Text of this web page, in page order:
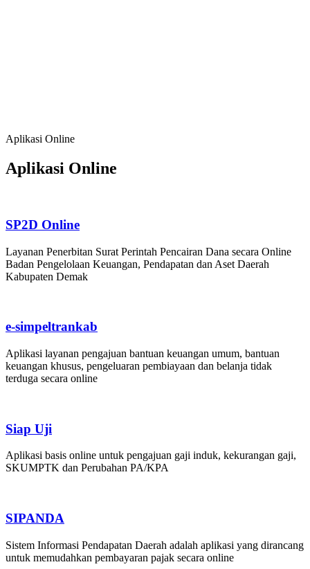
Aplikasi Online
Aplikasi Online
SP2D Online
Layanan Penerbitan Surat Perintah Pencairan Dana secara Online
Badan Pengelolaan Keuangan, Pendapatan dan Aset Daerah
Kabupaten Demak
e-simpeltrankab
Aplikasi layanan pengajuan bantuan keuangan umum, bantuan
keuangan khusus, pengeluaran pembiayaan dan belanja tidak
terduga secara online
Siap Uji
Aplikasi basis online untuk pengajuan gaji induk, kekurangan gaji,
SKUMPTK dan Perubahan PA/KPA
SIPANDA
Sistem Informasi Pendapatan Daerah adalah aplikasi yang dirancang
untuk memudahkan pembayaran pajak secara online